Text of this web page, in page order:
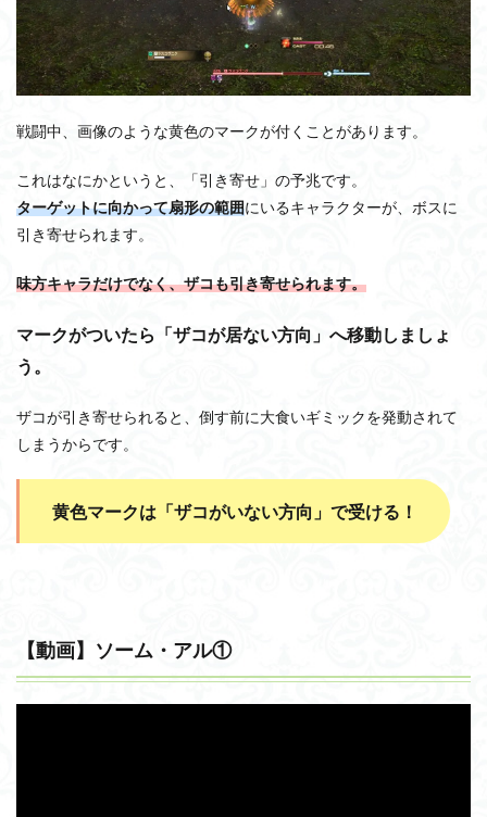
戦闘中、画像のような黄色のマークが付くことがあります。
これはなにかというと、「引き寄せ」の予兆です。
ターゲットに向かって扇形の範囲にいるキャラクターが、ボスに
引き寄せられます。
味方キャラだけでなく、ザコも引き寄せられます。
マークがついたら「ザコが居ない方向」へ移動しましょ
う。
ザコが引き寄せられると、倒す前に大食いギミックを発動されて
しまうからです。
黄色マークは「ザコがいない方向」で受ける！
【動画】ソーム・アル①